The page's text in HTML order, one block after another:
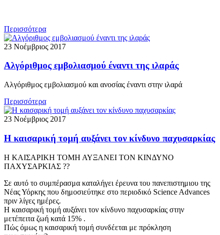
Περισσότερα
23 Νοέμβριος 2017
Αλγόριθμος εμβολιασμού έναντι της ιλαράς
Αλγόριθμος εμβολιασμού και ανοσίας έναντι στην ιλαρά
Περισσότερα
23 Νοέμβριος 2017
Η καισαρική τομή αυξάνει τον κίνδυνο παχυσαρκίας
Η ΚΑΙΣΑΡΙΚΗ ΤΟΜΗ ΑΥΞΑΝΕΙ ΤΟΝ ΚΙΝΔΥΝΟ
ΠΑΧΥΣΑΡΚΙΑΣ ??
Σε αυτό το συμπέρασμα καταλήγει έρευνα του πανεπιστημιου της
Νέας Υόρκης που δημοσιεύτηκε στο περιοδικό Science Advances
πριν λίγες ημέρες.
Η καισαρική τομή αυξάνει τον κίνδυνο παχυσαρκίας στην
μετέπειτα ζωή κατά 15% .
Πώς όμως η καισαρική τομή συνδέεται με πρόκληση